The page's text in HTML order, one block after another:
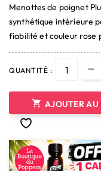
Menottes de poignet
synthétique intérieure
fiabilité et couleur rose
QUANTITÉ :
 AJOUTER AU